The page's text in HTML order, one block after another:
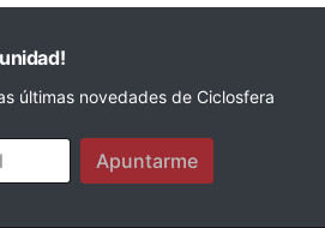
últimas novedades de Ciclosfera
Apuntarme